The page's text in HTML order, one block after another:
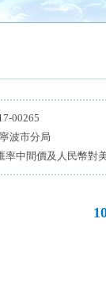
00265
波市分局
率中間價及人民幣對